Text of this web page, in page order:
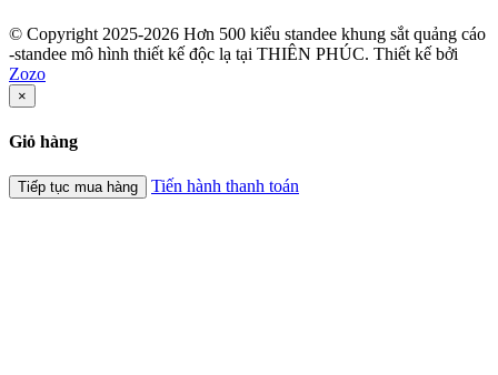
© Copyright 2025-2026 Hơn 500 kiểu standee khung sắt quảng cáo
-standee mô hình thiết kế độc lạ tại THIÊN PHÚC. Thiết kế bởi
Zozo
×
Giỏ hàng
Tiếp tục mua hàng Tiến hành thanh toán